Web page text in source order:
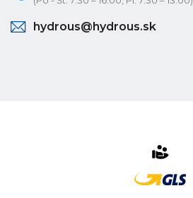
hydrous@hydrous.sk